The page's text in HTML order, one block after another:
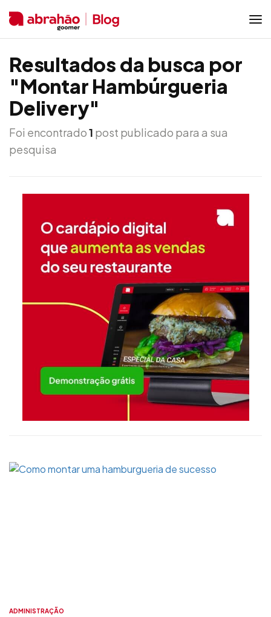
Resultados da busca por
"Montar Hambúrgueria
Delivery"
Foi encontrado1 post publicado para a sua
pesquisa
ADMINISTRAÇÃO